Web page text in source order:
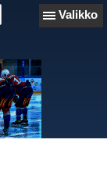
Valikko